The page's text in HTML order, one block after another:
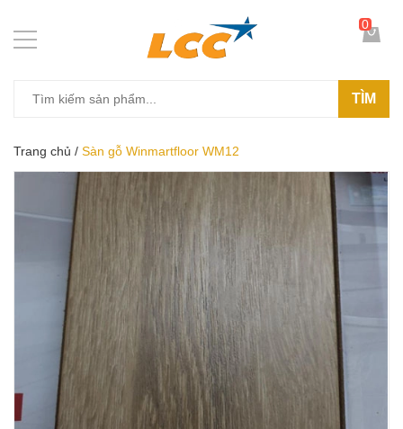
TÌM
0
Trang chủ / Sàn gỗ Winmartfloor WM12